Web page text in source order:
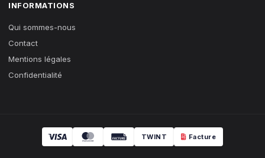
INFORMATIONS
Qui sommes-nous
Contact
Mentions légales
Confidentialité
TWINT Facture